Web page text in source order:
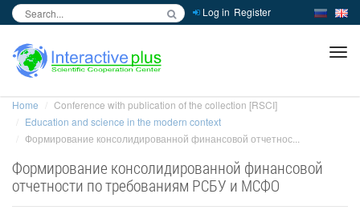
Log in Register
Home
Conference with publication of the collection [RSCI]
Education and science in the modern context
Формирование консолидированной финансовой отчетнос...
Формирование консолидированной финансовой
отчетности по требованиям РСБУ и МСФО